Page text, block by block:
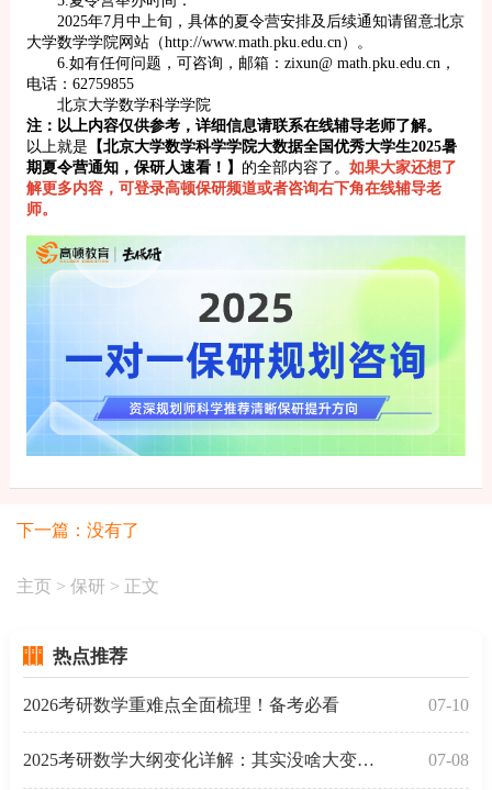
2025年7月中上旬，具体的夏令营安排及后续通知请留意北京
大学数学学院网站（http://www.math.pku.edu.cn）。
6.如有任何问题，可咨询，邮箱：zixun@ math.pku.edu.cn，
电话：62759855
北京大学数学科学学院
注：以上内容仅供参考，详细信息请联系在线辅导老师了解。
以上就是 【北京大学数学科学学院大数据全国优秀大学生2025暑
期夏令营通知，保研人速看！】 的全部内容了。 如果大家还想了
解更多内容，可登录高顿保研频道或者咨询右下角在线辅导老
师。
下一篇：没有了
主页 > 保研 > 正文
热点推荐
2026考研数学重难点全面梳理！备考必看 07-10
2025考研数学大纲变化详解：其实没啥大变动，你可以这 07-08